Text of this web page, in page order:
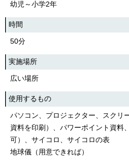
幼児～小学2年
時間
50分
実施場所
広い場所
使用するもの
パソコン、プロジェクター、スクリ
資料を印刷）、パワーポイント資料
可）、サイコロ、サイコロの表
地球儀（用意できれば）